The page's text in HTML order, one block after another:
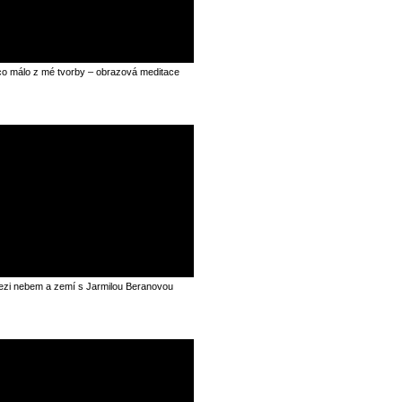
málo z mé tvorby – obrazová meditace
nebem a zemí s Jarmilou Beranovou